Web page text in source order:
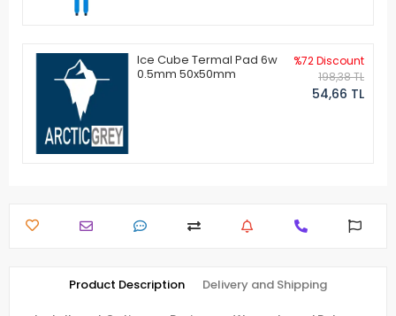
Ice Cube Termal Pad 6w
0.5mm 50x50mm
%72 Discount
198,38 TL
54,66 TL
Product Description Delivery and Shipping